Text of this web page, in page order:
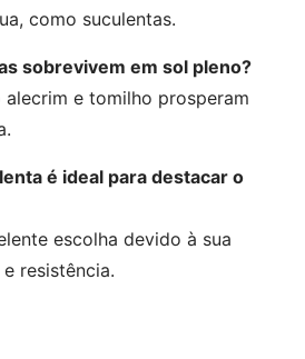
como suculentas.
sobrevivem em sol pleno?
alecrim e tomilho prosperam
é ideal para destacar o
escolha devido à sua
resistência.